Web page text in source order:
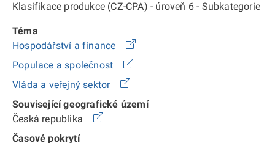
Klasifikace produkce (CZ-CPA) - úroveň 6 - Subkategorie
Téma
Hospodářství a finance
Populace a společnost
Vláda a veřejný sektor
Související geografické území
Česká republika
Časové pokrytí